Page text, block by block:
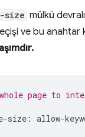
size mülkü
ve bu
page to
size : allow-